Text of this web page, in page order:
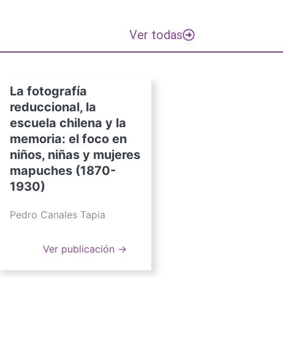
Ver todas
La fotografía
reduccional, la
escuela chilena y la
memoria: el foco en
niños, niñas y mujeres
mapuches (1870-
1930)
Pedro Canales Tapia
Ver publicación →